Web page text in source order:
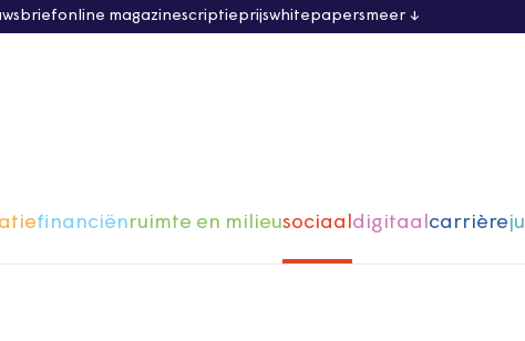
online magazinescriptieprijswhitepapersmeer
financiënruimte en milieusociaaldigitaalcarrière